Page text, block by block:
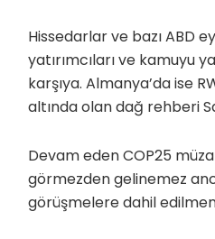
Hissedarlar ve bazı ABD
yatırımcıları ve kamuyu
karşıya. Almanya’da ise
altında olan dağ rehberi
Devam eden COP25
görmezden gelinemez
görüşmelere dahil